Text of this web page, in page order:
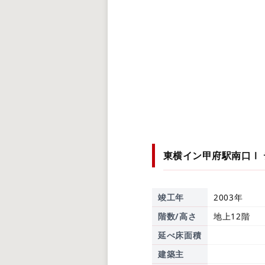
東横イン甲府駅南口Ⅰ
竣工年
2003年
階数/高さ
地上12階
延べ床面積
建築主